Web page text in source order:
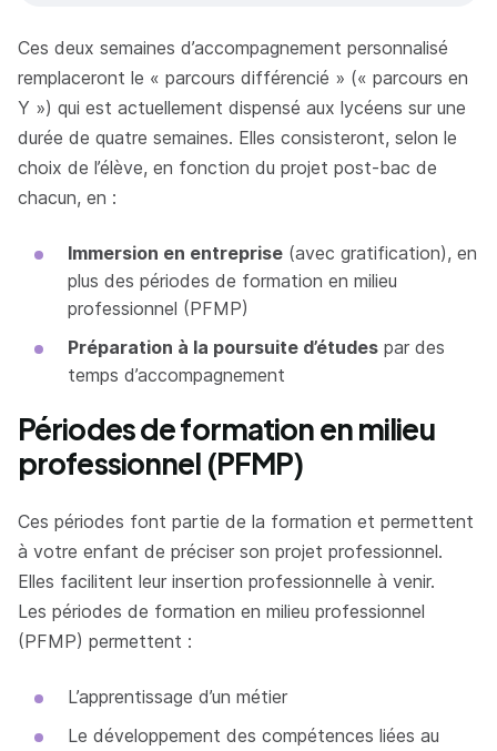
Ces deux semaines d’accompagnement personnalisé
remplaceront le « parcours différencié » (« parcours en
Y ») qui est actuellement dispensé aux lycéens sur une
durée de quatre semaines. Elles consisteront, selon le
choix de l’élève, en fonction du projet post-bac de
chacun, en :
Immersion en entreprise (avec gratification), en
plus des périodes de formation en milieu
professionnel (PFMP)
Préparation à la poursuite d’études par des
temps d’accompagnement
Périodes de formation en milieu
professionnel (PFMP)
Ces périodes font partie de la formation et permettent
à votre enfant de préciser son projet professionnel.
Elles facilitent leur insertion professionnelle à venir.
Les périodes de formation en milieu professionnel
(PFMP) permettent :
L’apprentissage d’un métier
Le développement des compétences liées au